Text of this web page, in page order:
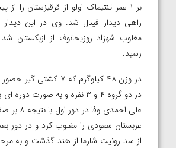
بر ۱ عمر تنتیماک اولو از قرقیزستان را
مغلوب شهزاد روزیخانوف از ازبکستان
رسید.
در وزن ۴۸ کیلوگرم که ۷
در دو گروه ۴ و ۳ نفره و به صورت
علی احمدی
از سد رونیت شارما از هند گذشت و به